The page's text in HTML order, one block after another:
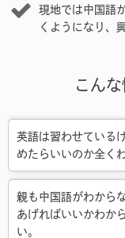
現地では中国語
くようになり、
こん
英語は習わせている
めたらいいのか全く
親も中国語がわから
あげればいいかわか
い。